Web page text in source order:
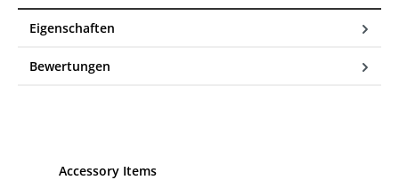
Eigenschaften
Bewertungen
Produktgalerie überspringen
Accessory Items